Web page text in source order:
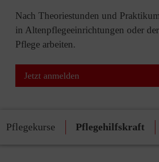
Nach Theoriestunden und
in Altenpflegeeinrichtungen oder
Pflege arbeiten.
Jetzt anmelden
Pflegekurse Pflegehilfskraft